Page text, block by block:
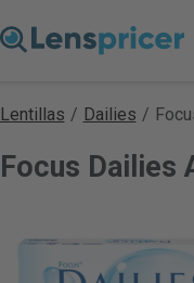
Lentillas / Dailies /
Focus Dailies